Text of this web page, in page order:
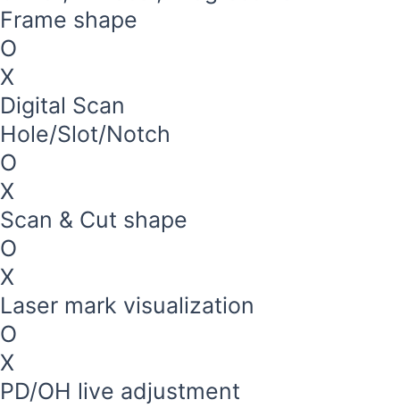
Frame shape
O
X
Digital Scan
Hole/Slot/Notch
O
X
Scan & Cut shape
O
X
Laser mark visualization
O
X
PD/OH live adjustment